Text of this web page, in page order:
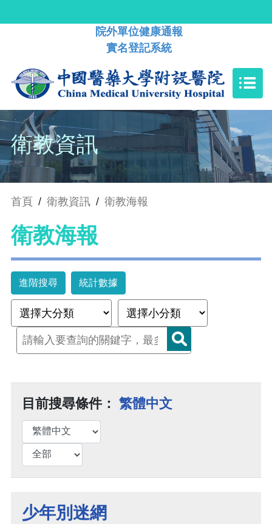
院外單位健康通報
實名登記系統
衛教資訊
首頁 / 衛教資訊 / 衛教海報
衛教海報
進階搜尋 統計數據
目前搜尋條件： 繁體中文
少年別迷網